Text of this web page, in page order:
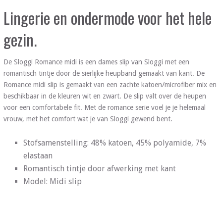
Lingerie en ondermode voor het hele
gezin.
De Sloggi Romance midi is een dames slip van Sloggi met een
romantisch tintje door de sierlijke heupband gemaakt van kant. De
Romance midi slip is gemaakt van een zachte katoen/microfiber mix en
beschikbaar in de kleuren wit en zwart. De slip valt over de heupen
voor een comfortabele fit. Met de romance serie voel je je helemaal
vrouw, met het comfort wat je van Sloggi gewend bent.
Stofsamenstelling: 48% katoen, 45% polyamide, 7%
elastaan
Romantisch tintje door afwerking met kant
Model: Midi slip